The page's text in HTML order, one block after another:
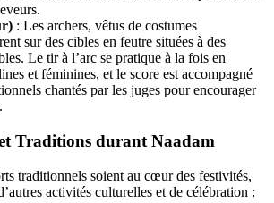
: Les archers, vêtus de costumes
sur des cibles en feutre situées à des
Le tir à l’arc se pratique à la fois en
et féminines, et le score est accompagné
chantés par les juges pour encourager
Traditions durant Naadam
traditionnels soient au cœur des festivités,
activités culturelles et de célébration :